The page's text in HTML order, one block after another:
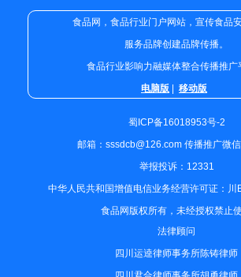
食品网，食品行业门户网站，宣传食品
服务品牌创建品牌传播。
食品行业影响力融媒体整合传播推广
电脑版
移动版
蜀ICP备16018953号-2
邮箱：sssdcb@126.com 传播推广微
举报投诉：12331
中华人民共和国增值电信业务经营许可证：
食品网版权所有，未经授权禁止
法律顾问
四川运逵律师事务所陈铸律师